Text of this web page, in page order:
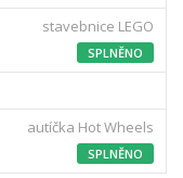
stavebnice LEGO
SPLNĚNO
autíčka Hot Wheels
SPLNĚNO